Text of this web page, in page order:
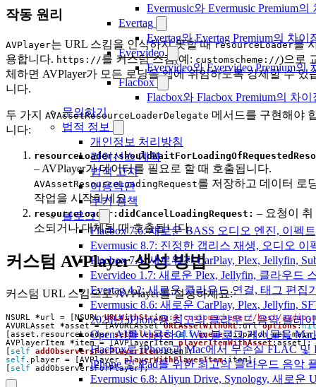
Evermusic와 Evermusic Premium의
Evertag
Evertag와 Evertag Premium의 차
Evervideo
Evervideo와 Evervideo Premium의
Flacbox
Flacbox와 Flacbox Premium의 차
문의하기
법적 정보
개인정보 처리방침
라이선스 계약
법적 고지
이용약관
쿠키 정책
블로그
Flacbox 7.6: 새로운 BASS 오디오 엔진, 이펙
Evermusic 8.7: 진정한 갭리스 재생, 오디오
Flacbox 7.4: 새로워진 CarPlay, Plex, Jellyfin,
Evervideo 1.7: 새로운 Plex, Jellyfin, 클라우드
Evertag 4.2: 새로운 클라우드 연결, 태그 편집
Evermusic 8.6: 새로운 CarPlay, Plex, Jellyfin,
2026년 iPhone용 최고의 클라우드 음악 플레
OpenAI를 사용하여 Wix 블로그 게시물을
Flacbox로 iPhone과 Mac에서 무손실 FLAC 및
iPhone 및 iPad를 위한 최고의 클라우드 음악
Evermusic 6.8: Aliyun Drive, Synology, 새로운
작동 원리
AVPlayer는 URL 스킴을 인식하지 못할 때resourceLoader를
용합니다. https://를 커스텀 스킴(예: customscheme://)으로
체하면 AVPlayer가 모든 로딩을 앱에 위임하도록 강제할 수 있
니다.
두 가지 AVAssetResourceLoaderDelegate 메서드를 구현해야
니다:
– AVPlayer가 데이터를 필요로 할 때 호출됩니다.
AVAssetResourceLoadingRequest를 저장하고 데이터 로
작업을 시작하세요.
resourceLoader:didCancelLoadingRequest: – 요청이 취
소되거나 대체될 때 호출됩니다.
커스텀 AVPlayer 생성 방법
커스텀 URL 스킴으로 AVPlayer를 설정하세요:
NSURL *url = [NSURL URLWithString : @"customscheme://host/
AVURLAsset
*asset = [AVURLAsset URLAssetWithURL:url options:nil
[asset . resourceLoader setDelegate:self queue:
AVPlayerItem *item = [AVPlayerItem playerItemWithAsset:asset];
[ self addObserversForPlayerItem:item];
self . player = [AVPlayer playerWithPlayerItem:item];
[ self addObserversForPlayer];